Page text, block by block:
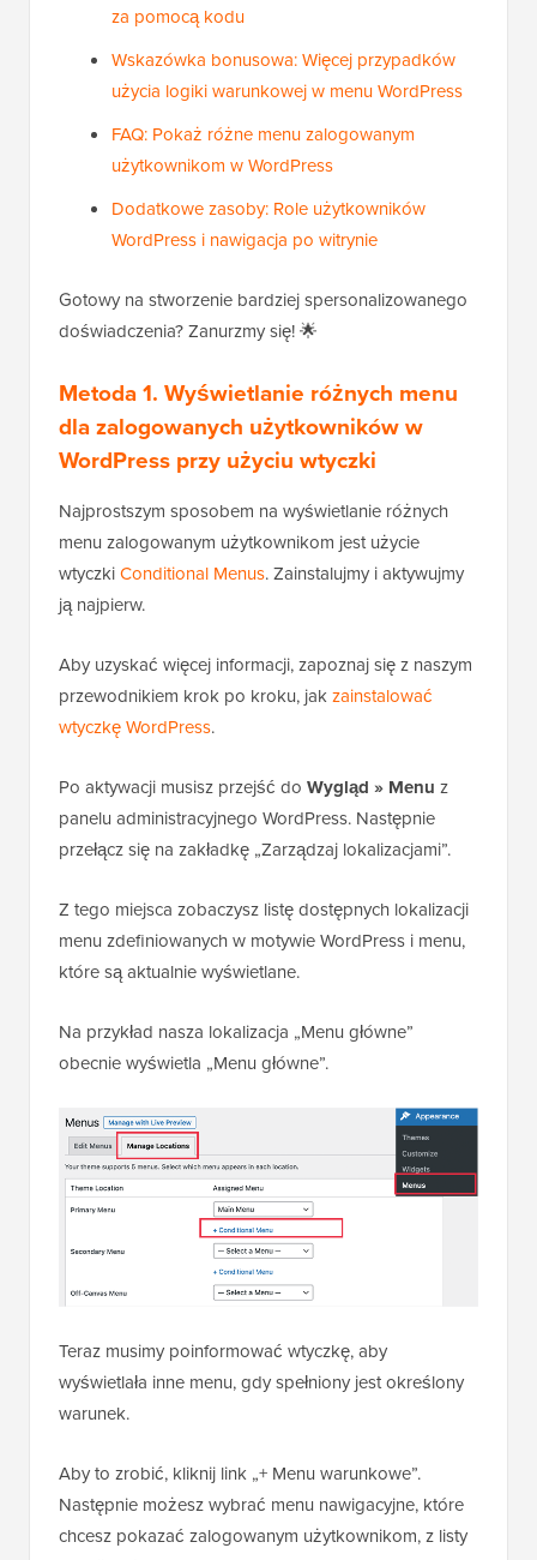
za pomocą kodu
Wskazówka bonusowa: Więcej przypadków
użycia logiki warunkowej w menu WordPress
FAQ: Pokaż różne menu zalogowanym
użytkownikom w WordPress
Dodatkowe zasoby: Role użytkowników
WordPress i nawigacja po witrynie
Gotowy na stworzenie bardziej spersonalizowanego
doświadczenia? Zanurzmy się! 🌟
Metoda 1. Wyświetlanie różnych menu
dla zalogowanych użytkowników w
WordPress przy użyciu wtyczki
Najprostszym sposobem na wyświetlanie różnych
menu zalogowanym użytkownikom jest użycie
wtyczkiConditional Menus. Zainstalujmy i aktywujmy
ją najpierw.
Aby uzyskać więcej informacji, zapoznaj się z naszym
przewodnikiem krok po kroku, jakzainstalować
wtyczkę WordPress.
Po aktywacji musisz przejść do Wygląd » Menu z
panelu administracyjnego WordPress. Następnie
przełącz się na zakładkę „Zarządzaj lokalizacjami”.
Z tego miejsca zobaczysz listę dostępnych lokalizacji
menu zdefiniowanych w motywie WordPress i menu,
które są aktualnie wyświetlane.
Na przykład nasza lokalizacja „Menu główne”
obecnie wyświetla „Menu główne”.
Teraz musimy poinformować wtyczkę, aby
wyświetlała inne menu, gdy spełniony jest określony
warunek.
Aby to zrobić, kliknij link „+ Menu warunkowe”.
Następnie możesz wybrać menu nawigacyjne, które
chcesz pokazać zalogowanym użytkownikom, z listy